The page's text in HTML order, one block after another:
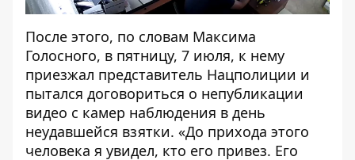
После этого, по словам Максима
Голосного, в пятницу, 7 июля, к нему
приезжал представитель Нацполиции и
пытался договориться о непубликации
видео с камер наблюдения в день
неудавшейся взятки. «До прихода этого
человека я увидел, кто его привез. Его